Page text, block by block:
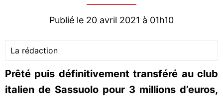
Publié le 20 avril 2021 à 01h10
La rédaction
Prêté puis définitivement transféré au club
italien de Sassuolo pour 3 millions d’euros,